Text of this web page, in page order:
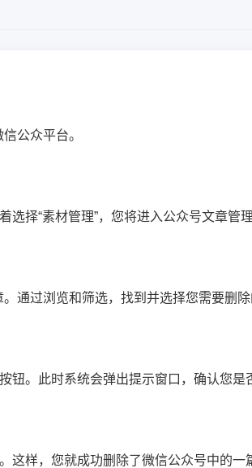
公众平台。
选择“素材管理”，您将进入公众号文章管
通过浏览和筛选，找到并选择您需要删
钮。此时系统会弹出提示窗口，确认您是
这样，您就成功删除了微信公众号中的一